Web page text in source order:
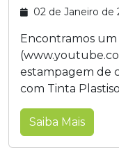
02 de Janeiro de
Encontramos
estampagem de
com Tinta
Saiba Mais